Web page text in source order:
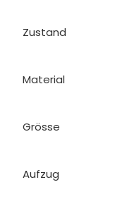
Zustand
Material
Grösse
Aufzug